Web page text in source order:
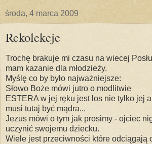
środa, 4 marca 2009
Rekolekcje
Trochę brakuje mi czasu na wiecej
mam kazanie dla młodzieży.
Myślę co by było najważniejsze:
Słowo Boże mówi jutro o modlitwie
ESTERA w jej ręku jest los nie tylko jej
musi tutaj być mądra...
Jezus mówi o tym jak prosimy - ojciec
uczynić swojemu dziecku.
Wiele jest przeciwności które odciągają